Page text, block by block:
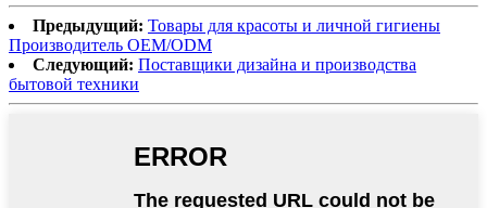
Предыдущий: Товары для красоты и личной гигиены
Производитель OEM/ODM
Следующий: Поставщики дизайна и производства
бытовой техники